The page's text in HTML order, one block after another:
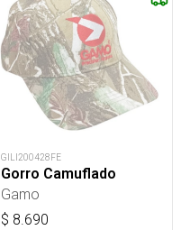
GILI200428FE
Gorro Camuflado
Gamo
$ 8.690